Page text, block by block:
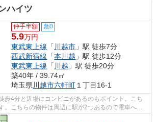
ハイツ
仲手半額 敷0
5.9万円
東武東上線 「 川越市 」駅 徒歩7分
西武新宿線 「本川越 」駅 徒歩12分
東武東上線 「 川越 」駅 徒歩20分
築40年 / 39.74㎡
埼玉県 川越市六軒町 １丁目16-1
歩4分と近場にコンビニがあるのもポイント。こち
。こちらの物件は周辺に駅が2つあるので電車への
す。四季折々の...